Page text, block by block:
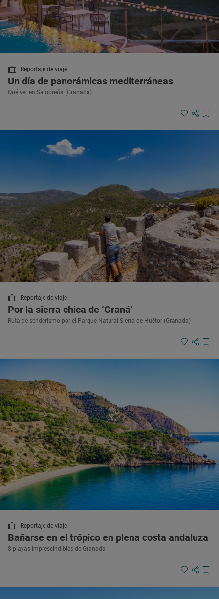
Reportaje de viaje
Un día de panorámicas mediterráneas
Qué ver en Salobreña (Granada)
Reportaje de viaje
Por la sierra chica de ‘Graná’
Ruta de senderismo por el Parque Natural Sierra de Huétor (Granada)
Reportaje de viaje
Bañarse en el trópico en plena costa andaluza
8 playas imprescindibles de Granada